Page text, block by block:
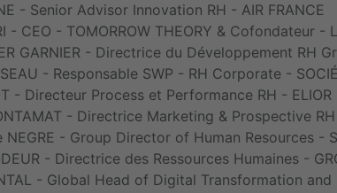
- Senior Advisor Innovation RH - AIR FRANCE
- CEO - TOMORROW THEORY & Cofondateur -
GARNIER - Directrice du Développement RH
- Responsable SWP - RH Corporate -
- Directeur Process et Performance RH - ELIOR
- Directrice Marketing & Prospective RH
- Group Director of Human Resources -
- Directrice des Ressources Humaines -
- Global Head of Digital Transformation and